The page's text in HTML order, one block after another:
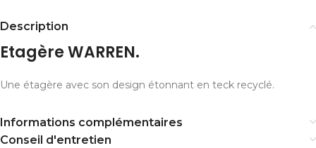
Description
Etagère WARREN.
Une étagère avec son design étonnant en teck recyclé.
Informations complémentaires
Conseil d'entretien